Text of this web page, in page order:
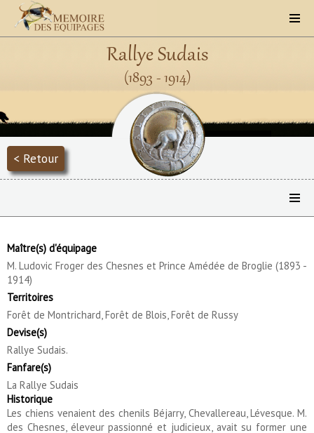
Rallye Sudais
(1893 - 1914)
< Retour
Maître(s) d'équipage
M. Ludovic Froger des Chesnes et Prince Amédée de Broglie (1893 -
1914)
Territoires
Forêt de Montrichard, Forêt de Blois, Forêt de Russy
Devise(s)
Rallye Sudais.
Fanfare(s)
La Rallye Sudais
Historique
Les chiens venaient des chenils Béjarry, Chevallereau, Lévesque. M.
des Chesnes, éleveur passionné et judicieux, avait su former une